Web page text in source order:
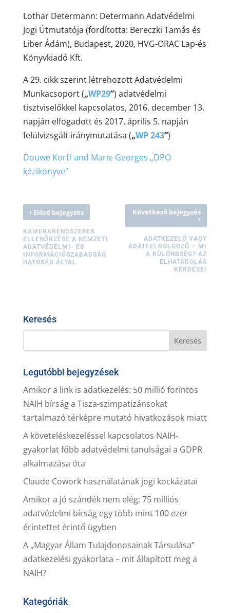
Lothar Determann: Determann Adatvédelmi
Jogi Útmutatója (fordította: Bereczki Tamás és
Liber Ádám), Budapest, 2020, HVG-ORAC Lap-és
Könyvkiadó Kft.
A 29. cikk szerint létrehozott Adatvédelmi
Munkacsoport („WP29”) adatvédelmi
tisztviselőkkel kapcsolatos, 2016. december 13.
napján elfogadott és 2017. április 5. napján
felülvizsgált iránymutatása („WP 243”)
Douwe Korff and Marie Georges „DPO
kézikönyve”
‹ Előző bejegyzés
KAMERARENDSZEREK
ELLENŐRZÉSE A NEMZETI
ADATVÉDELMI- ÉS
INFORMÁCIÓSZABADSÁG
HATÓSÁG ÁLTAL
Következő bejegyzés
›
ADATKEZELŐ VAGY
ADATFELDOLGOZÓ – MI
A KÜLÖNBSÉG? AZ
ELHATÁROLÁS
KÉRDÉSEI
Keresés
Legutóbbi bejegyzések
Amikor a link is adatkezelés: 50 millió forintos
NAIH bírság a Tisza-szimpatizánsokat
tartalmazó térképre mutató hivatkozások miatt
A követeléskezeléssel kapcsolatos NAIH-
gyakorlat főbb adatvédelmi tanulságai a GDPR
alkalmazása óta
Claude Cowork használatának jogi kockázatai
Amikor a jó szándék nem elég: 75 milliós
adatvédelmi bírság egy több mint 100 ezer
érintettet érintő ügyben
A „Magyar Állam Tulajdonosainak Társulása”
adatkezelési gyakorlata – mit állapított meg a
NAIH?
Kategóriák